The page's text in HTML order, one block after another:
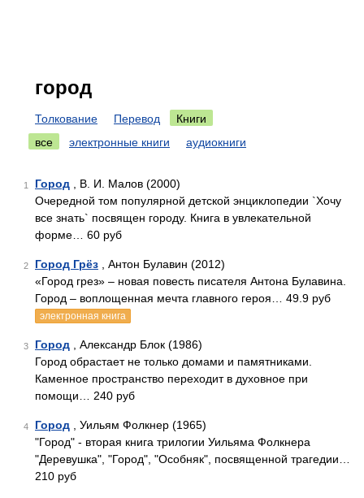
город
Толкование Перевод
Книги
все
электронные книги аудиокниги
1 Город , В. И. Малов (2000)
Очередной том популярной детской энциклопедии `Хочу
все знать` посвящен городу. Книга в увлекательной
форме… 60 руб
2 Город Грёз , Антон Булавин (2012)
«Город грез» – новая повесть писателя Антона Булавина.
Город – воплощенная мечта главного героя… 49.9 руб
электронная книга
3 Город , Александр Блок (1986)
Город обрастает не только домами и памятниками.
Каменное пространство переходит в духовное при
помощи… 240 руб
4 Город , Уильям Фолкнер (1965)
"Город" - вторая книга трилогии Уильяма Фолкнера
"Деревушка", "Город", "Особняк", посвященной трагедии…
210 руб